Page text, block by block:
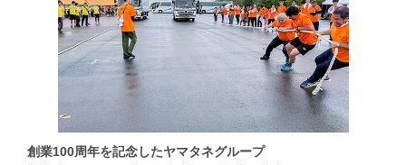
創業100周年を記念したヤマタネグループ